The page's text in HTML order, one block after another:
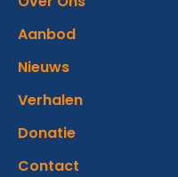
Aanbod
Nieuws
Verhalen
Donatie
Contact